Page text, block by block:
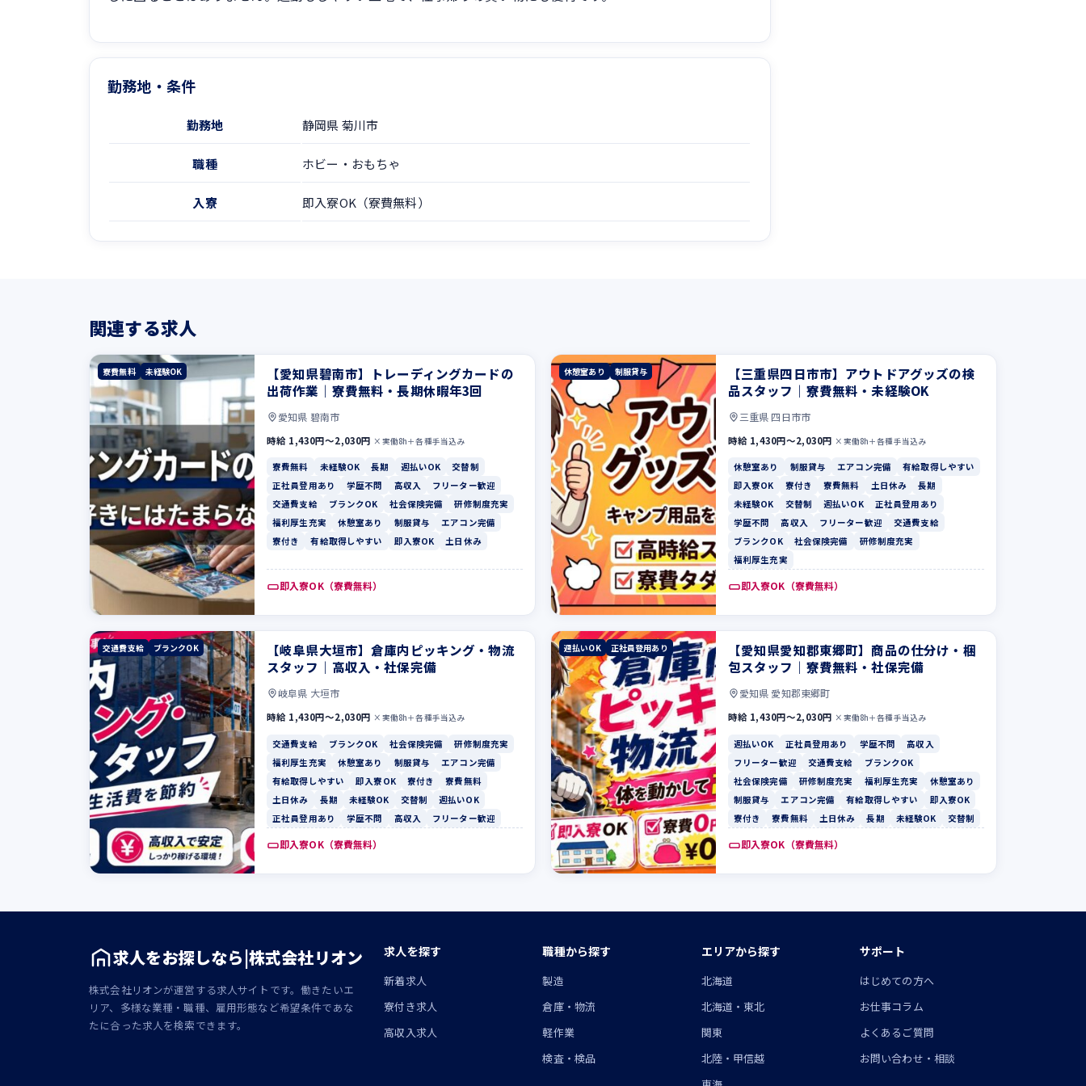
勤務地・条件
勤務地 静岡県 菊川市
職種 ホビー・おもちゃ
入寮 即入寮OK（寮費無料）
関連する求人
寮費無料 未経験OK
【愛知県碧南市】トレーディングカードの
出荷作業｜寮費無料・長期休暇年3回
愛知県 碧南市
時給 1,430円〜2,030円 ×実働8h＋各種手当込み
寮費無料 未経験OK 長期 週払いOK
交替制
正社員登用あり
学歴不問 高収入
フリーター歓迎
交通費支給
ブランクOK 社会保険完備
研修制度充実
福利厚生充実
休憩室あり 制服貸与
エアコン完備
寮付き
有給取得しやすい 即入寮OK 土日休み
即入寮OK（寮費無料）
休憩室あり 制服貸与
【三重県四日市市】アウトドアグッズの検
品スタッフ｜寮費無料・未経験OK
三重県 四日市市
時給 1,430円〜2,030円 ×実働8h＋各種手当込み
休憩室あり 制服貸与 エアコン完備
有給取得しやすい
即入寮OK
寮付き 寮費無料 土日休み
長期
未経験OK
交替制 週払いOK
正社員登用あり
学歴不問
高収入 フリーター歓迎
交通費支給
ブランクOK
社会保険完備
研修制度充実
福利厚生充実
即入寮OK（寮費無料）
交通費支給 ブランクOK
【岐阜県大垣市】倉庫内ピッキング・物流
スタッフ｜高収入・社保完備
岐阜県 大垣市
時給 1,430円〜2,030円 ×実働8h＋各種手当込み
交通費支給 ブランクOK 社会保険完備
研修制度充実
福利厚生充実
休憩室あり 制服貸与
エアコン完備
有給取得しやすい
即入寮OK 寮付き
寮費無料
土日休み
長期 未経験OK 交替制
週払いOK
正社員登用あり
学歴不問 高収入 フリーター歓迎
即入寮OK（寮費無料）
週払いOK 正社員登用あり
【愛知県愛知郡東郷町】商品の仕分け・梱
包スタッフ｜寮費無料・社保完備
愛知県 愛知郡東郷町
時給 1,430円〜2,030円 ×実働8h＋各種手当込み
週払いOK 正社員登用あり 学歴不問
高収入
フリーター歓迎
交通費支給
ブランクOK
社会保険完備
研修制度充実 福利厚生充実
休憩室あり
制服貸与
エアコン完備 有給取得しやすい
即入寮OK
寮付き
寮費無料 土日休み 長期 未経験OK 交替制
即入寮OK（寮費無料）
求人をお探しなら|株式会社リオン
株式会社リオンが運営する求人サイトです。働きたいエ
リア、多様な業種・職種、雇用形態など希望条件であな
たに合った求人を検索できます。
求人を探す
新着求人
寮付き求人
高収入求人
職種から探す
製造
倉庫・物流
軽作業
検査・検品
エリアから探す
北海道
北海道・東北
関東
北陸・甲信越
サポート
はじめての方へ
お仕事コラム
よくあるご質問
お問い合わせ・相談